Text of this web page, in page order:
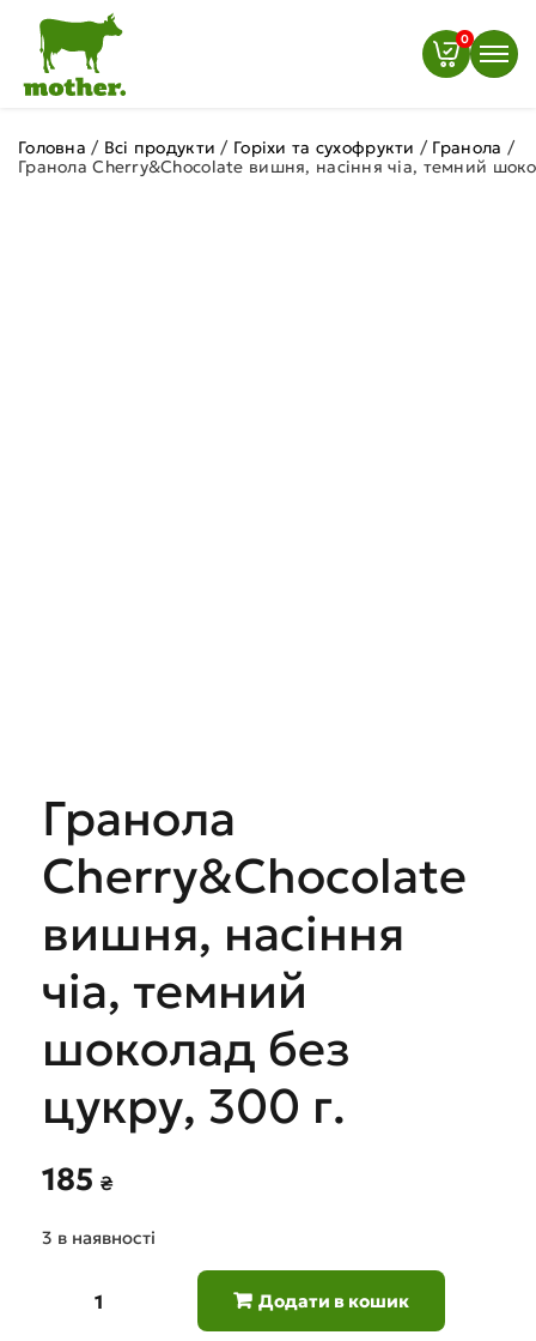
0
Головна / Всі продукти / Горіхи та сухофрукти / Гранола /
Гранола Cherry&Chocolate вишня, насіння чіа, темний
Гранола
Cherry&Chocolate
вишня, насіння
чіа, темний
шоколад без
цукру, 300 г.
185 ₴
3 в наявності
Додати в кошик